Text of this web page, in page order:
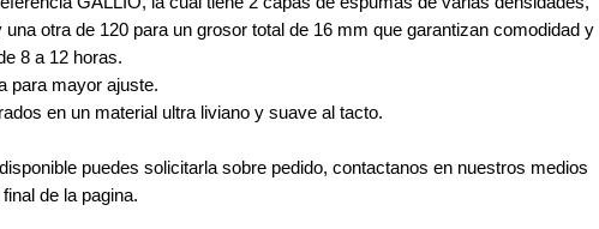
una otra de 120 para un grosor total de 16 mm que garantizan comodidad y
8 a 12 horas.
para mayor ajuste.
en un material ultra liviano y suave al tacto.
puedes solicitarla sobre pedido, contactanos en nuestros medios
de la pagina.